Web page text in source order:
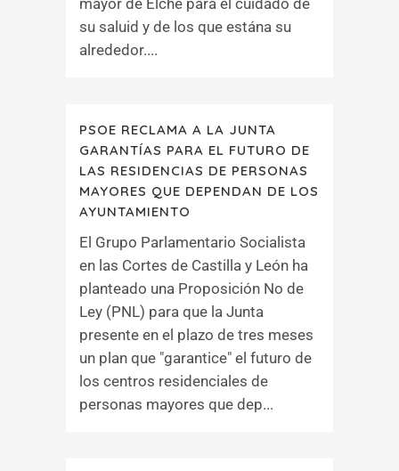
mayor de Elche para el cuidado de
su saluid y de los que estána su
alrededor....
PSOE RECLAMA A LA JUNTA
GARANTÍAS PARA EL FUTURO DE
LAS RESIDENCIAS DE PERSONAS
MAYORES QUE DEPENDAN DE LOS
AYUNTAMIENTO
El Grupo Parlamentario Socialista
en las Cortes de Castilla y León ha
planteado una Proposición No de
Ley (PNL) para que la Junta
presente en el plazo de tres meses
un plan que "garantice" el futuro de
los centros residenciales de
personas mayores que dep...